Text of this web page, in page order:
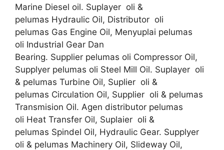
Marine Diesel oil. Suplayer oli &
pelumas Hydraulic Oil, Distributor oli
pelumas Gas Engine Oil, Menyuplai pelumas
oli Industrial Gear Dan
Bearing. Supplier pelumas oli Compressor Oil,
Supplyer pelumas oli Steel Mill Oil. Suplayer oli
& pelumas Turbine Oil, Suplier oli &
pelumas Circulation Oil, Supplier oli & pelumas
Transmision Oil. Agen distributor pelumas
oli Heat Transfer Oil, Suplaier oli &
pelumas Spindel Oil, Hydraulic Gear. Supplyer
oli & pelumas Machinery Oil, Slideway Oil,